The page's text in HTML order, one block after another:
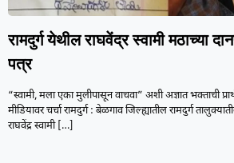
रामदुर्ग येथील राघवेंद्र स्वामी मठाच्या
पत्र
“स्वामी, मला एका मुलीपासून वाचवा” अशी अज्ञात भक्ताची
मीडियावर चर्चा रामदुर्ग : बेळगाव जिल्ह्यातील रामदुर्ग
राघवेंद्र स्वामी[…]